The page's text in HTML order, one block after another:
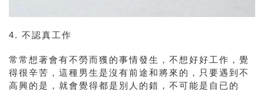
4. 不認真工作
常常想著會有不勞而獲的事情發生，不想好好工作，覺
得很辛苦，這種男生是沒有前途和將來的，只要遇到不
高興的是，就會覺得都是別人的錯，不可能是自已的